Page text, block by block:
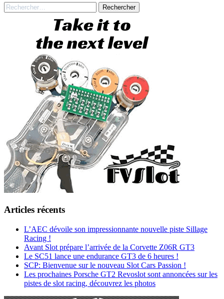
Rechercher :
Articles récents
L’AEC dévoile son impressionnante nouvelle piste Sillage
Racing !
Avant Slot prépare l’arrivée de la Corvette Z06R GT3
Le SC51 lance une endurance GT3 de 6 heures !
SCP: Bienvenue sur le nouveau Slot Cars Passion !
Les prochaines Porsche GT2 Revoslot sont annoncées sur les
pistes de slot racing, découvrez les photos